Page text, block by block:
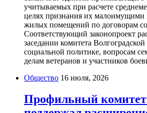
учитываемых при расчете
целях признания их малоимущими
жилых помещений по договорам
Соответствующий законопроект
заседании комитета
социальной политике, вопросам
делам ветеранов и участников
Общество 16 июля, 2026
Профильный